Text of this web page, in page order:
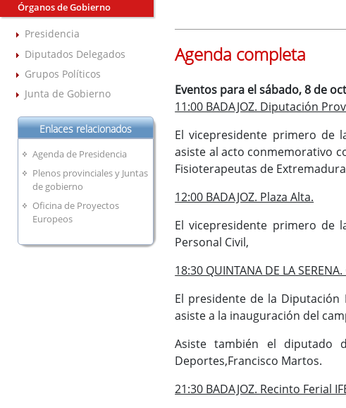
Órganos de Gobierno
Presidencia
Diputados Delegados
Grupos Políticos
Junta de Gobierno
Enlaces relacionados
Agenda de Presidencia
Plenos provinciales y Juntas
de gobierno
Oficina de Proyectos
Europeos
Agenda completa
Eventos para el sábado, 8 de
11:00 BADAJOZ. Diputación
El vicepresidente primero de
asiste al acto conmemorativo
Fisioterapeutas de
12:00 BADAJOZ. Plaza Alta.
El vicepresidente primero de
Personal Civil,
18:30 QUINTANA DE LA
El presidente de la Diputación
asiste a la inauguración del
Asiste también el diputado
Deportes,Francisco Martos.
21:30 BADAJOZ. Recinto Ferial